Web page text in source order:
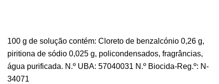
100 g de solução contém: Cloreto de benzalcónio 0,26 g,
piritiona de sódio 0,025 g, policondensados, fragrâncias,
água purificada. N.º UBA: 57040031 N.º Biocida-Reg.º: N-
34071